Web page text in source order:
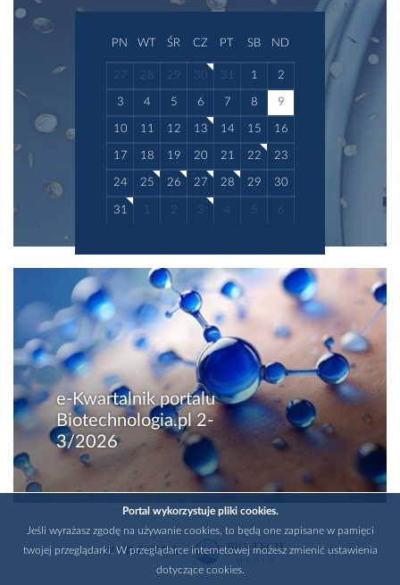
PN WT ŚR CZ PT SB ND
27 28 29 30 31 1 2
3 4 5 6 7 8 9
10 11 12 13 14 15 16
17 18 19 20 21 22 23
24 25 26 27 28 29 30
31 1 2 3 4 5 6
e-Kwartalnik portalu
Biotechnologia.pl 2-
3/2026
WYDAWCA
Portal wykorzystuje pliki cookies.
Jeśli wyrażasz zgodę na używanie cookies, to będą one zapisane w pamięci
twojej przeglądarki. W przeglądarce internetowej możesz zmienić ustawienia
dotyczące cookies.